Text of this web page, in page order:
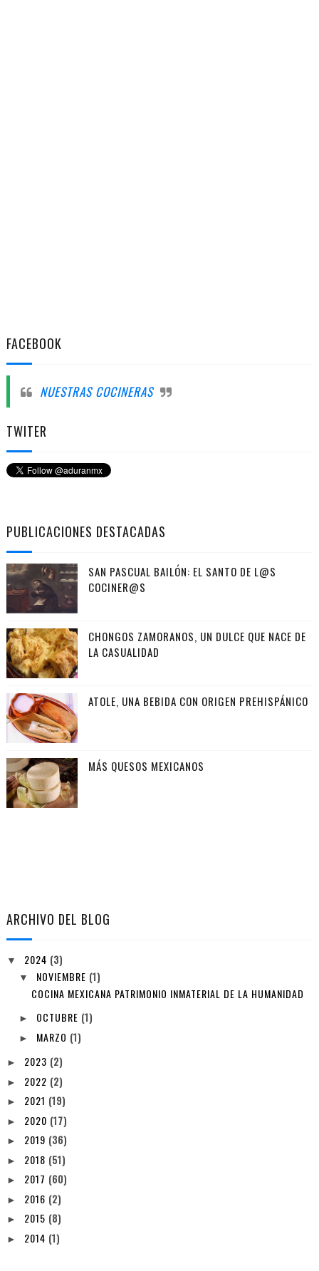
FACEBOOK
NUESTRAS COCINERAS
TWITER
PUBLICACIONES DESTACADAS
SAN PASCUAL BAILÓN: EL SANTO DE L@S
COCINER@S
CHONGOS ZAMORANOS, UN DULCE QUE NACE DE
LA CASUALIDAD
ATOLE, UNA BEBIDA CON ORIGEN PREHISPÁNICO
MÁS QUESOS MEXICANOS
ARCHIVO DEL BLOG
▼ 2024 (3)
▼ NOVIEMBRE (1)
COCINA MEXICANA PATRIMONIO INMATERIAL DE LA HUMANIDAD
► OCTUBRE (1)
► MARZO (1)
► 2023 (2)
► 2022 (2)
► 2021 (19)
► 2020 (17)
► 2019 (36)
► 2018 (51)
► 2017 (60)
► 2016 (2)
► 2015 (8)
► 2014 (1)